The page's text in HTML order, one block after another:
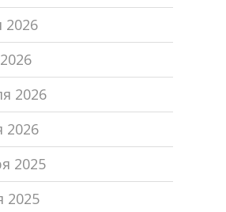
2026
2026
2026
2025
2025